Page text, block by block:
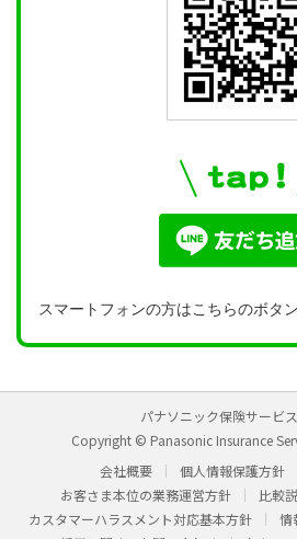
スマートフォンの方はこちらのボタ
パナソニック保険サービ
Copyright © Panasonic Insurance
会社概要
個人情報保護方針
お客さま本位の業務運営方針
比較
カスタマーハラスメント対応基本方針
情